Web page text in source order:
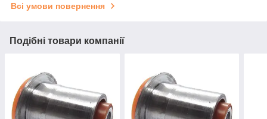
Всі умови повернення
Подібні товари компанії